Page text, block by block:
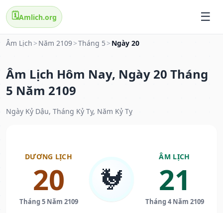
🗓️Amlich.org
Âm Lịch > Năm 2109>Tháng 5 > Ngày 20
Âm Lịch Hôm Nay, Ngày 20 Tháng
5 Năm 2109
Ngày Kỷ Dậu, Tháng Kỷ Tỵ, Năm Kỷ Tỵ
DƯƠNG LỊCH
20
Tháng 5 Năm 2109
🐓
ÂM LỊCH
21
Tháng 4 Năm 2109